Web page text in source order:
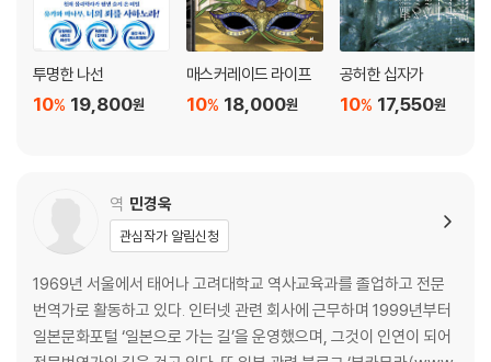
투명한 나선
19,800원
10%
매스커레이드 라이프
18,000원
10%
공허한 십자가
17,550원
10%
역 민경욱
관심작가 알림신청
1969년 서울에서 태어나 고려대학교 역사교육과를 졸업하고 전문
번역가로 활동하고 있다. 인터넷 관련 회사에 근무하며 1999년부터
일본문화포털 ‘일본으로 가는 길’을 운영했으며, 그것이 인연이 되어